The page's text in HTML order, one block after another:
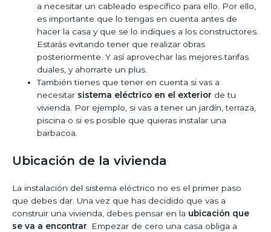
a necesitar un cableado específico para ello. Por ello,
es importante que lo tengas en cuenta antes de
hacer la casa y que se lo indiques a los constructores.
Estarás evitando tener que realizar obras
posteriormente. Y así aprovechar las mejores tarifas
duales, y ahorrarte un plus.
También tienes que tener en cuenta si vas a
necesitar sistema eléctrico en el exterior de tu
vivienda. Por ejemplo, si vas a tener un jardín, terraza,
piscina o si es posible que quieras instalar una
barbacoa.
Ubicación de la vivienda
La instalación del sistema eléctrico no es el primer paso
que debes dar. Una vez que has decidido que vas a
construir una vivienda, debes pensar en la ubicación que
se va a encontrar. Empezar de cero una casa obliga a